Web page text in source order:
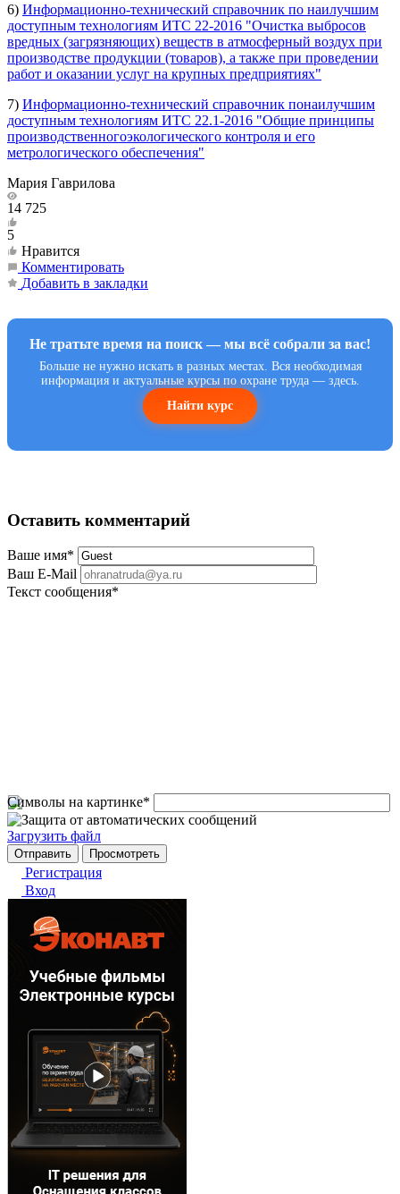
6) Информационно-технический справочник по наилучшим
доступным технологиям ИТС 22-2016 "Очистка выбросов
вредных (загрязняющих) веществ в атмосферный воздух при
производстве продукции (товаров), а также при проведении
работ и оказании услуг на крупных предприятиях"
7) Информационно-технический справочник понаилучшим
доступным технологиям ИТС 22.1-2016 "Общие принципы
производственногоэкологического контроля и его
метрологического обеспечения"
Мария Гаврилова
14 725
5
Нравится
Комментировать
Добавить в закладки
Не тратьте время на поиск — мы всё собрали за вас!
Больше не нужно искать в разных местах. Вся необходимая
информация и актуальные курсы по охране труда — здесь.
Найти курс
Оставить комментарий
Ваше имя*
Ваш E-Mail
Текст сообщения*
Символы на картинке*
Загрузить файл
Регистрация
Вход